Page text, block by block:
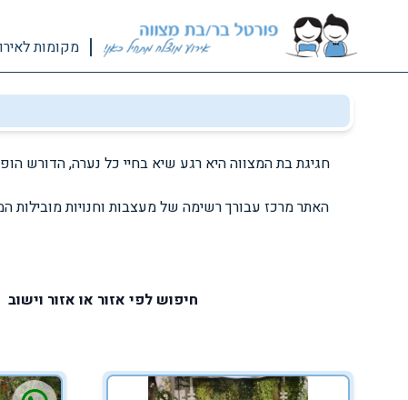
מקומות
חגיגת בת המצווה היא רגע שיא בחיי כל נערה, הדורש
האתר מרכז עבורך רשימה של מעצבות וחנויות
חיפוש לפי אזור או אזור וישוב